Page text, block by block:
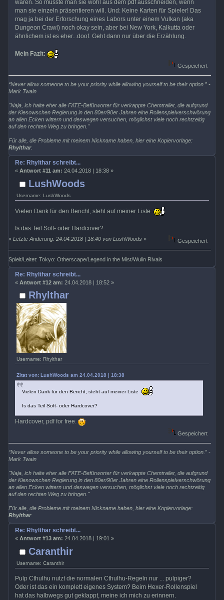
wären. So müsste man sie wohl aus dem pdf ausschneiden, wenn
man sie einzeln präsentieren will. Und: Keine Karten für Spieler! Das
mag ja bei der Erforschung eines Labors unter einem Vulkan (aka
Dungeon Crawl) noch okay sein, aber bei New York, Kalkutta oder
ähnlichem ist es eher...doof. Geht dann nur über die Erzählung.
Mein Fazit:
Gespeichert
“Never allow someone to be your priority while allowing yourself to be their option.” -
Mark Twain
"Naja, ich halte eher alle FATE-Befürworter für verkappte Chemtrailer, die aufgrund
der Kiesowschen Regierung in den 80er/90er Jahren eine Rollenspielverschwörung
an allen Ecken wittern und deswegen versuchen, möglichst viele noch rechtzeitig
auf den rechten Weg zu bringen."
Für alle, die Probleme mit meinem Nickname haben, hier eine Kopiervorlage:
Rhylthar.
LushWoods
Username: LushWoods
Re: Rhylthar schreibt...
« Antwort #11 am: 24.04.2018 | 18:38 »
Vielen Dank für den Bericht, steht auf meiner Liste
Is das Teil Soft- oder Hardcover?
«Letzte Änderung: 24.04.2018 | 18:40 von LushWoods » Gespeichert
Spielt/Leitet: Tokyo: Otherscape/Legend in the Mist/Wulin Rivals
Rhylthar
Username: Rhylthar
Re: Rhylthar schreibt...
« Antwort #12 am: 24.04.2018 | 18:52 »
Zitat von: LushWoods am 24.04.2018 | 18:38
Vielen Dank für den Bericht, steht auf meiner Liste
Is das Teil Soft- oder Hardcover?
Hardcover, pdf for free.
Gespeichert
“Never allow someone to be your priority while allowing yourself to be their option.” -
Mark Twain
"Naja, ich halte eher alle FATE-Befürworter für verkappte Chemtrailer, die aufgrund
der Kiesowschen Regierung in den 80er/90er Jahren eine Rollenspielverschwörung
an allen Ecken wittern und deswegen versuchen, möglichst viele noch rechtzeitig
auf den rechten Weg zu bringen."
Für alle, die Probleme mit meinem Nickname haben, hier eine Kopiervorlage:
Rhylthar.
Caranthir
Username: Caranthir
Re: Rhylthar schreibt...
« Antwort #13 am: 24.04.2018 | 19:01 »
Pulp Cthulhu nutzt die normalen Cthulhu-Regeln nur ... pulpiger?
Oder ist das ein komplett eigenes System? Beim Hexer-Rollenspiel
hat das halbwegs gut geklappt, meine ich mich zu erinnern.